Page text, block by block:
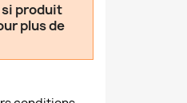
si produit
plus de